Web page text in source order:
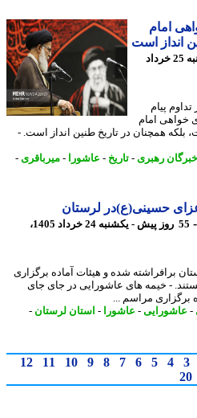
است
55 روز پیش - دوشنبه 25 خرداد
پیام
امام
همچنان در تاریخ طنین انداز است. -
رهبری- تاریخ- عاشورا-میرباقری-
حسینی(ع)در لرستان
55 روز پیش - یکشنبه 24 خرداد 1405،
شده و هیئات آماده برگزاری
خیمه های عاشورایی در جای جای
مراسم ...
- عاشورا-استان لرستان-
4
5
6
7
8
9
10
11
12